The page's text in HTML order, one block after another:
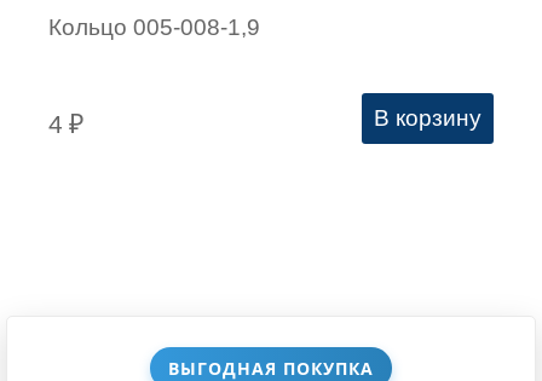
ВЫГОДНАЯ ПОКУПКА
Кольцо 005-008-1,9
4 ₽ В корзину